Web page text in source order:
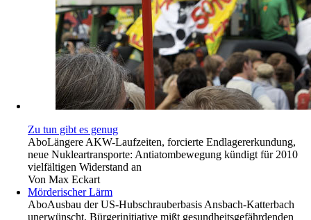
Zu tun gibt es genug
AboLängere AKW-Laufzeiten, forcierte Endlagererkundung,
neue Nukleartransporte: Antiatombewegung kündigt für 2010
vielfältigen Widerstand an
Von Max Eckart
Mörderischer Lärm
AboAusbau der US-Hubschrauberbasis Ansbach-Katterbach
unerwünscht. Bürgerinitiative mißt gesundheitsgefährdenden